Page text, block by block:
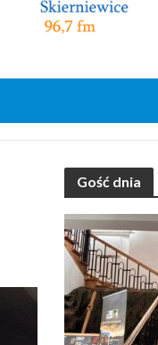
Gość dnia